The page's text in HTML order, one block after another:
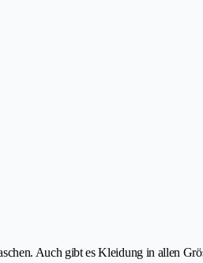
Auch gibt es Kleidung in allen